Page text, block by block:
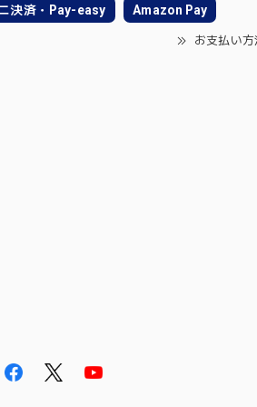
決済・Pay-easy Amazon Pay
お支払い